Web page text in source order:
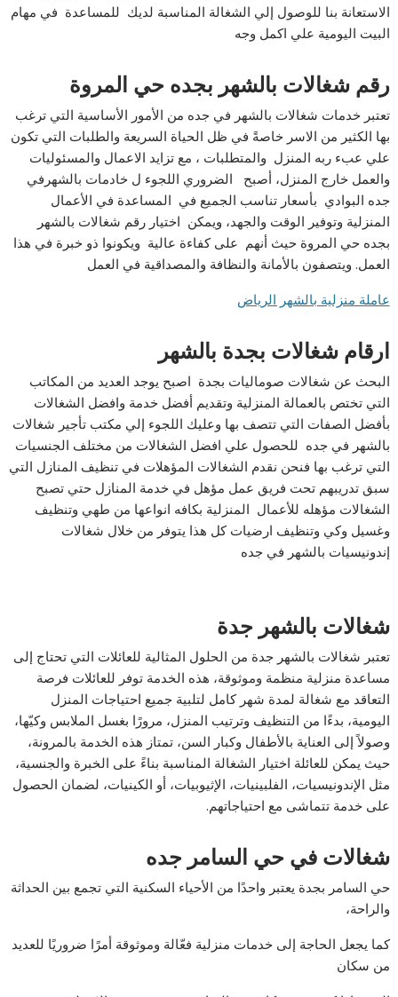
الاستعانة بنا للوصول إلي الشغالة المناسبة لديك للمساعدة في مهام
البيت اليومية علي اكمل وجه
رقم شغالات بالشهر بجده حي المروة
تعتبر خدمات شغالات بالشهر في جده من الأمور الأساسية التي ترغب
بها الكثير من الاسر خاصةً في ظل الحياة السريعة والطلبات التي تكون
علي عبء ربه المنزل والمتطلبات ، مع تزايد الاعمال والمسئوليات
والعمل خارج المنزل، أصبح الضروري اللجوء ل خادمات بالشهرفي
جده البوادي بأسعار تناسب الجميع في المساعدة في الأعمال
المنزلية وتوفير الوقت والجهد، ويمكن اختيار رقم شغالات بالشهر
بجده حي المروة حيث أنهم على كفاءة عالية ويكونوا ذو خبرة في هذا
العمل. ويتصفون بالأمانة والنظافة والمصداقية في العمل
عاملة منزلية بالشهر الرياض
ارقام شغالات بجدة بالشهر
البحث عن شغالات صوماليات بجدة اصبح يوجد العديد من المكاتب
التي تختص بالعمالة المنزلية وتقديم أفضل خدمة وافضل الشغالات
بأفضل الصفات التي تتصف بها وعليك اللجوء إلي مكتب تأجير شغالات
بالشهر في جده للحصول علي افضل الشغالات من مختلف الجنسيات
التي ترغب بها فنحن نقدم الشغالات المؤهلات في تنظيف المنازل التي
سبق تدريبهم تحت فريق عمل مؤهل في خدمة المنازل حتي تصبح
الشغالات مؤهله للأعمال المنزلية بكافه انواعها من طهي وتنظيف
وغسيل وكي وتنظيف ارضيات كل هذا يتوفر من خلال شغالات
إندونيسيات بالشهر في جده
شغالات بالشهر جدة
تعتبر شغالات بالشهر جدة من الحلول المثالية للعائلات التي تحتاج إلى
مساعدة منزلية منظمة وموثوقة، هذه الخدمة توفر للعائلات فرصة
التعاقد مع شغالة لمدة شهر كامل لتلبية جميع احتياجات المنزل
اليومية، بدءًا من التنظيف وترتيب المنزل، مرورًا بغسل الملابس وكيّها،
وصولاً إلى العناية بالأطفال وكبار السن، تمتاز هذه الخدمة بالمرونة،
حيث يمكن للعائلة اختيار الشغالة المناسبة بناءً على الخبرة والجنسية،
مثل الإندونيسيات، الفلبينيات، الإثيوبيات، أو الكينيات، لضمان الحصول
على خدمة تتماشى مع احتياجاتهم.
شغالات في حي السامر جده
حي السامر بجدة يعتبر واحدًا من الأحياء السكنية التي تجمع بين الحداثة
والراحة،
كما يجعل الحاجة إلى خدمات منزلية فعّالة وموثوقة أمرًا ضروريًا للعديد
من سكان